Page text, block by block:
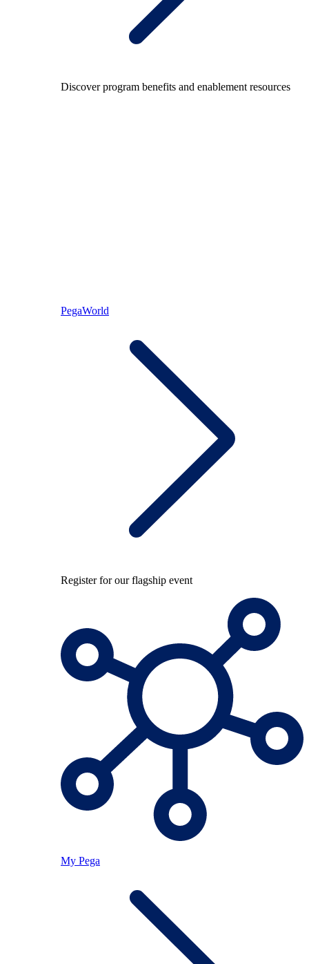
Discover program benefits and enablement resources
PegaWorld
Register for our flagship event
My Pega